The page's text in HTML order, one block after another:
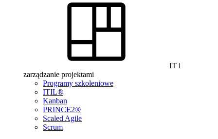
IT i
zarządzanie projektami
Programy szkoleniowe
ITIL®
Kanban
PRINCE2®
Scaled Agile
Scrum